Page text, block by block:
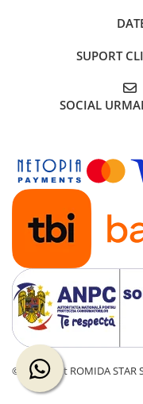
SUPORT
SOCIAL
©Copyright ROMIDA STAR